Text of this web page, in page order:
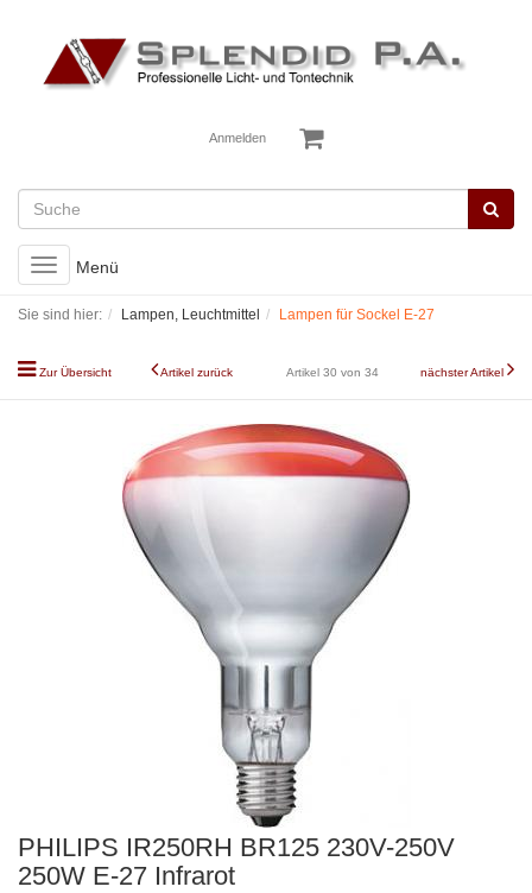
Anmelden
Toggle
navigation
Menü
Sie sind hier: Lampen, Leuchtmittel Lampen für Sockel E-27
Zur Übersicht Artikel zurück Artikel 30 von 34 nächster Artikel
PHILIPS IR250RH BR125 230V-250V
250W E-27 Infrarot